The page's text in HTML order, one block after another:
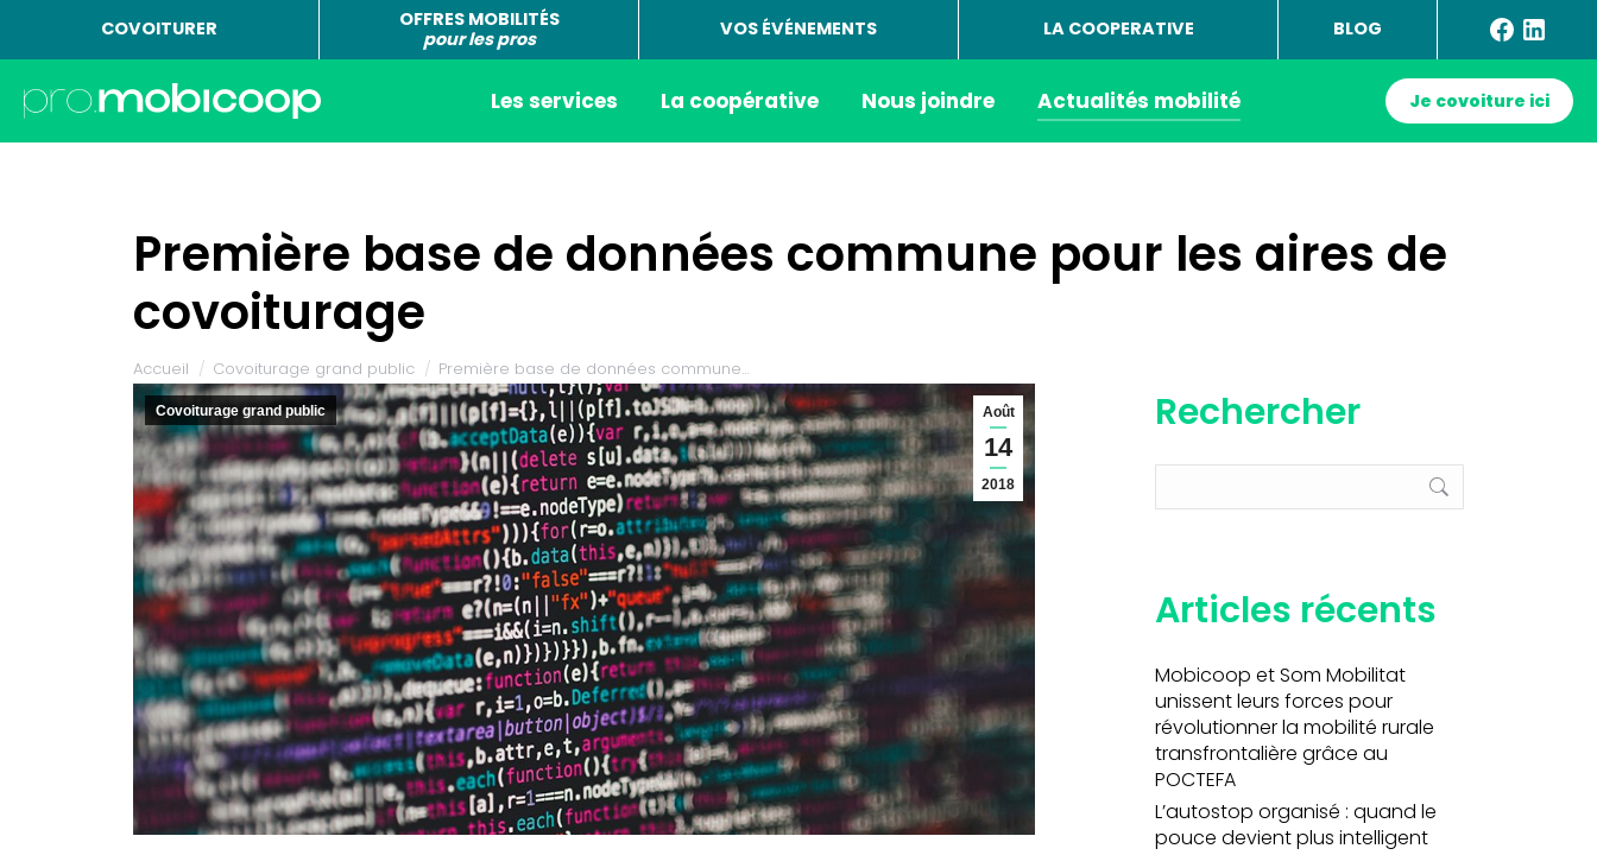
COVOITURER
OFFRES MOBILITÉS
pour les pros
VOS ÉVÉNEMENTS LA COOPERATIVE BLOG
Les services La coopérative Nous joindre Actualités mobilité Je covoiture ici
Première base de données commune pour les aires de
covoiturage
Vous êtes ici :
Accueil Covoiturage grand public Première base de données commune…
Août
14
2018
Covoiturage grand public Rechercher
:
Articles récents
Mobicoop et Som Mobilitat
unissent leurs forces pour
révolutionner la mobilité rurale
transfrontalière grâce au
POCTEFA
L’autostop organisé : quand le
pouce devient plus intelligent